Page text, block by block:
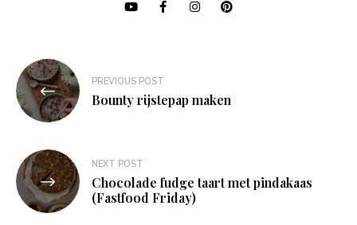
Bericht
navigatie
PREVIOUS POST
Bounty rijstepap maken
NEXT POST
Chocolade fudge taart met pindakaas
(Fastfood Friday)